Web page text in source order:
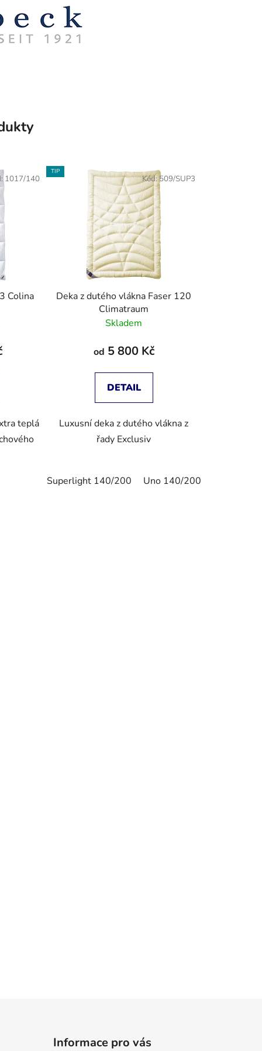
200/200, 2x70/90 240/220,2x70/90
teplá
1017/140
TIP
Deka z dutého vlákna Faser 120
Climatraum
Skladem
od 5 800 Kč
DETAIL
Luxusní deka z dutého vlákna z
řady Exclusiv
Superlight 140/200 Uno 140/200
Kód:509/SUP3
Informace pro vás